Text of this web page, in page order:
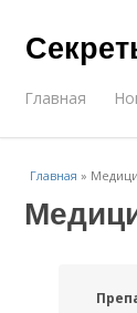
Главная
Главная »